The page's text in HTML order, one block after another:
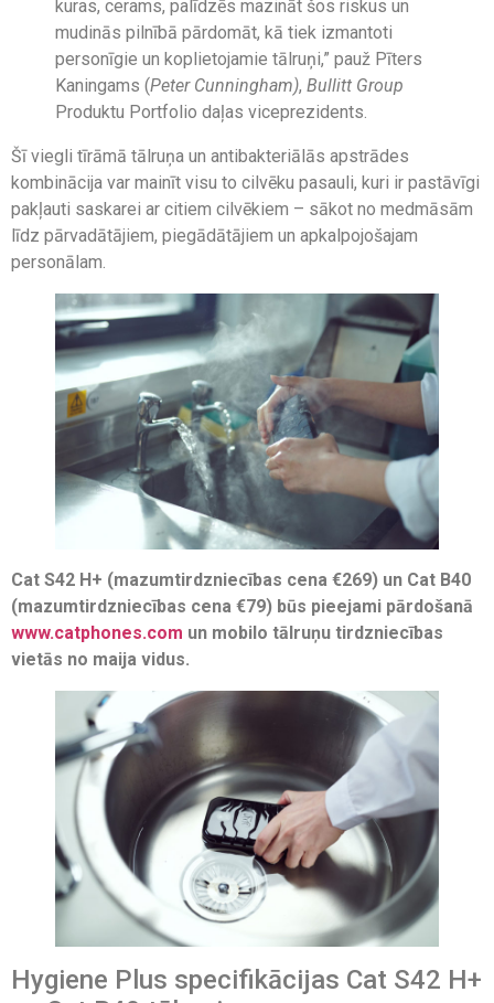
kuras, cerams, palīdzēs mazināt šos riskus un
mudinās pilnībā pārdomāt, kā tiek izmantoti
personīgie un koplietojamie tālruņi,” pauž Pīters
Kaningams (Peter Cunningham), Bullitt Group
Produktu Portfolio daļas viceprezidents.
Šī viegli tīrāmā tālruņa un antibakteriālās apstrādes
kombinācija var mainīt visu to cilvēku pasauli, kuri ir pastāvīgi
pakļauti saskarei ar citiem cilvēkiem – sākot no medmāsām
līdz pārvadātājiem, piegādātājiem un apkalpojošajam
personālam.
Cat S42 H+ (mazumtirdzniecības cena €269) un Cat B40
(mazumtirdzniecības cena €79) būs pieejami pārdošanā
www.catphones.com un mobilo tālruņu tirdzniecības
vietās no maija vidus.
Hygiene Plus specifikācijas Cat S42 H+